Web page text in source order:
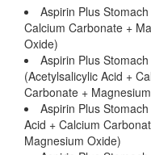
Aspirin Plus
Calcium Carbonate +
Oxide)
Aspirin Plus
(Acetylsalicylic Acid +
Carbonate +
Aspirin Plus
Acid + Calcium
Magnesium Oxide)